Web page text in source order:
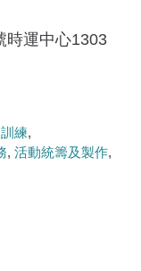
時運中心1303
練
活動統籌及製作